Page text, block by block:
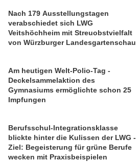
Nach 179 Ausstellungstagen
verabschiedet sich LWG
Veitshöchheim mit Streuobstvielfalt
von Würzburger Landesgartenschau
Am heutigen Welt-Polio-Tag -
Deckelsammelaktion des
Gymnasiums ermöglichte schon 25
Impfungen
Berufsschul-Integrationsklasse
blickte hinter die Kulissen der LWG -
Ziel: Begeisterung für grüne Berufe
wecken mit Praxisbeispielen